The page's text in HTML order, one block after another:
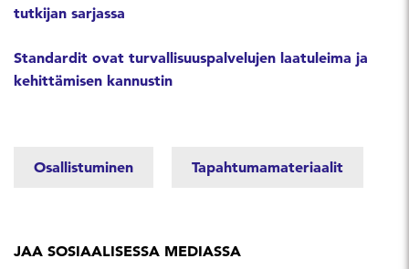
tutkijan sarjassa
Standardit ovat turvallisuuspalvelujen laatuleima ja
kehittämisen kannustin
Osallistuminen Tapahtumamateriaalit
JAA SOSIAALISESSA MEDIASSA